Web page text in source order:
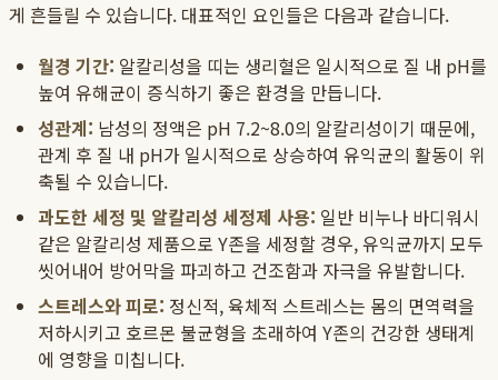
게 흔들릴 수 있습니다. 대표적인 요인들은 다음과 같습니다.
월경 기간: 알칼리성을 띠는 생리혈은 일시적으로 질 내 pH를
높여 유해균이 증식하기 좋은 환경을 만듭니다.
성관계: 남성의 정액은 pH 7.2~8.0의 알칼리성이기 때문에,
관계 후 질 내 pH가 일시적으로 상승하여 유익균의 활동이 위
축될 수 있습니다.
과도한 세정 및 알칼리성 세정제 사용: 일반 비누나 바디워시
같은 알칼리성 제품으로 Y존을 세정할 경우, 유익균까지 모두
씻어내어 방어막을 파괴하고 건조함과 자극을 유발합니다.
스트레스와 피로: 정신적, 육체적 스트레스는 몸의 면역력을
저하시키고 호르몬 불균형을 초래하여 Y존의 건강한 생태계
에 영향을 미칩니다.